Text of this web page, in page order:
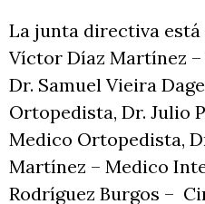
La junta directiva
Víctor Díaz Martínez
Dr. Samuel Vieira
Ortopedista, Dr. Julio
Medico Ortopedista,
Martínez – Medico
Rodríguez Burgos –